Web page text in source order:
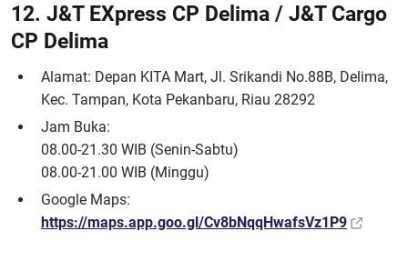
12. J&T EXpress CP Delima / J&T Cargo
CP Delima
Alamat: Depan KITA Mart, Jl. Srikandi No.88B, Delima,
Kec. Tampan, Kota Pekanbaru, Riau 28292
Jam Buka:
08.00-21.30 WIB (Senin-Sabtu)
08.00-21.00 WIB (Minggu)
Google Maps:
https://maps.app.goo.gl/Cv8bNqqHwafsVz1P9